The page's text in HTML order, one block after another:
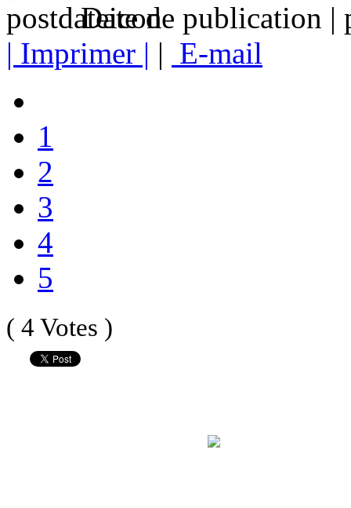
Date de publication |
| Imprimer | | E-mail
1
2
3
4
5
( 4 Votes )